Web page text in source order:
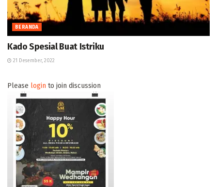
BERANDA
Kado Spesial Buat Istriku
21 Desember, 2022
Please login to join discussion